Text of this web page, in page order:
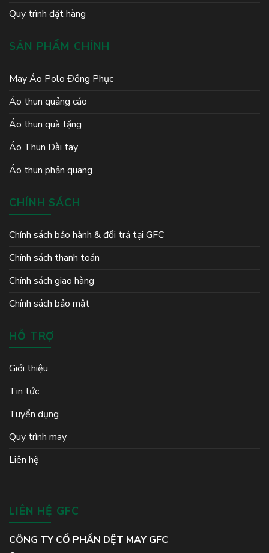
Quy trình đặt hàng
SẢN PHẨM CHÍNH
May Áo Polo Đồng Phục
Áo thun quảng cáo
Áo thun quà tặng
Áo Thun Dài tay
Áo thun phản quang
CHÍNH SÁCH
Chính sách bảo hành & đổi trả tại GFC
Chính sách thanh toán
Chính sách giao hàng
Chính sách bảo mật
HỖ TRỢ
Giới thiệu
Tin tức
Tuyển dụng
Quy trình may
Liên hệ
LIÊN HỆ GFC
CÔNG TY CỔ PHẦN DỆT MAY GFC